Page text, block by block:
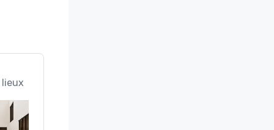
lieux